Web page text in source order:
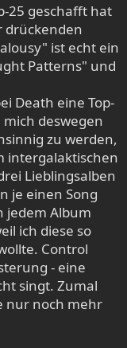
25 geschafft hat
drückenden
ist echt ein
Patterns" und
Death eine Top-
deswegen
zu werden,
intergalaktischen
Lieblingsalben
je einen Song
jedem Album
ich diese so
Control
- eine
singt. Zumal
nur noch mehr